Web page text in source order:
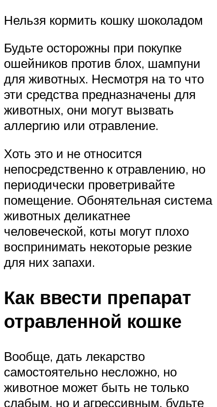
Нельзя кормить кошку шоколадом
Будьте осторожны при покупке
ошейников против блох, шампуни
для животных. Несмотря на то что
эти средства предназначены для
животных, они могут вызвать
аллергию или отравление.
Хоть это и не относится
непосредственно к отравлению, но
периодически проветривайте
помещение. Обонятельная система
животных деликатнее
человеческой, коты могут плохо
воспринимать некоторые резкие
для них запахи.
Как ввести препарат
отравленной кошке
Вообще, дать лекарство
самостоятельно несложно, но
животное может быть не только
слабым, но и агрессивным, будьте